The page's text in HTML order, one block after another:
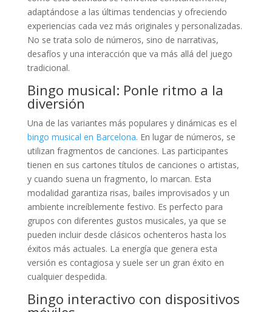
adaptándose a las últimas tendencias y ofreciendo
experiencias cada vez más originales y personalizadas.
No se trata solo de números, sino de narrativas,
desafíos y una interacción que va más allá del juego
tradicional.
Bingo musical: Ponle ritmo a la
diversión
Una de las variantes más populares y dinámicas es el
bingo musical en Barcelona. En lugar de números, se
utilizan fragmentos de canciones. Las participantes
tienen en sus cartones títulos de canciones o artistas,
y cuando suena un fragmento, lo marcan. Esta
modalidad garantiza risas, bailes improvisados y un
ambiente increíblemente festivo. Es perfecto para
grupos con diferentes gustos musicales, ya que se
pueden incluir desde clásicos ochenteros hasta los
éxitos más actuales. La energía que genera esta
versión es contagiosa y suele ser un gran éxito en
cualquier despedida.
Bingo interactivo con dispositivos